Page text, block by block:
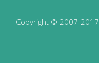
Copyright © 2007-2017